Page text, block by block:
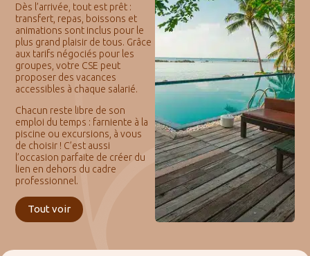
Dès l’arrivée, tout est prêt :
transfert, repas, boissons et
animations sont inclus pour le
plus grand plaisir de tous. Grâce
aux tarifs négociés pour les
groupes, votre CSE peut
proposer des vacances
accessibles à chaque salarié.
Chacun reste libre de son
emploi du temps : farniente à la
piscine ou excursions, à vous
de choisir ! C’est aussi
l’occasion parfaite de créer du
lien en dehors du cadre
professionnel.
Tout voir